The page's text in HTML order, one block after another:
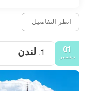
انظر التفاصيل
01
ديسمبر 1. لندن